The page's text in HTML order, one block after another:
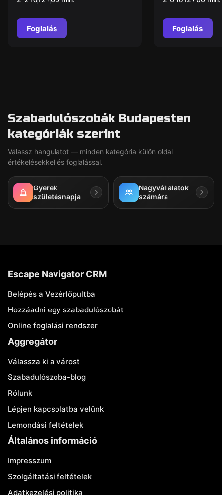
Foglalás Foglalás
Szabadulószobák Budapesten
kategóriák szerint
Válassz hangulatot — minden kategória külön oldal
értékelésekkel és foglalással.
Gyerek
születésnapja
Nagyvállalatok
számára
Escape Navigator CRM
Belépés a Vezérlőpultba
Hozzáadni egy szabadulószobát
Online foglalási rendszer
Aggregátor
Válassza ki a várost
Szabadulószoba-blog
Rólunk
Lépjen kapcsolatba velünk
Lemondási feltételek
Általános információ
Impresszum
Szolgáltatási feltételek
Adatkezelési politika